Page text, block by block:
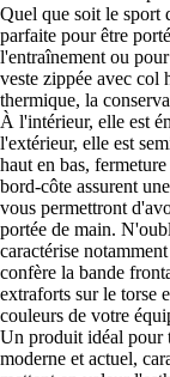
Quel que soit le sport
parfaite pour être
l'entraînement ou
veste zippée avec col
thermique, la
À l'intérieur, elle est
l'extérieur, elle est
haut en bas,
bord-côte assurent
vous permettront
portée de main.
caractérise
confère la bande
extraforts sur le torse
couleurs de votre
Un produit idéal pour
moderne et actuel,